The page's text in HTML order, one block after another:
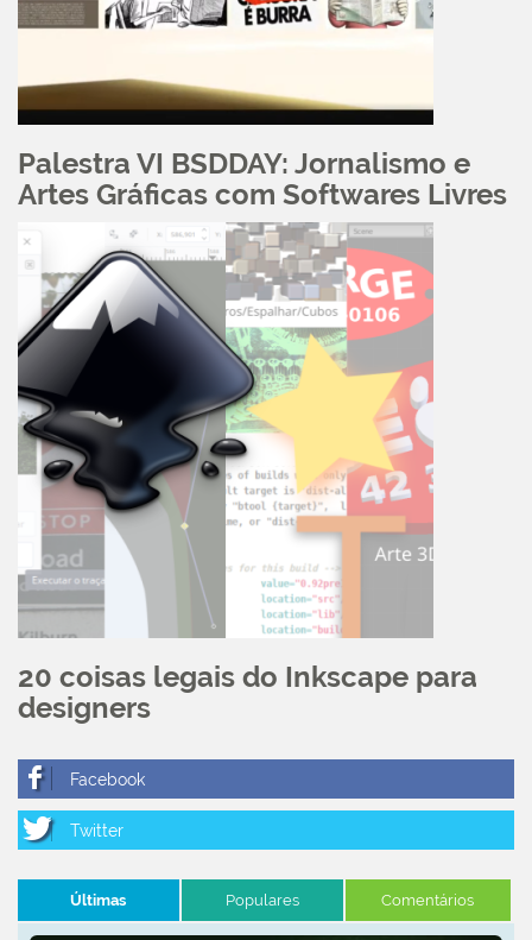
Palestra VI BSDDAY: Jornalismo e
Artes Gráficas com Softwares Livres
20 coisas legais do Inkscape para
designers
Últimas Populares Comentários